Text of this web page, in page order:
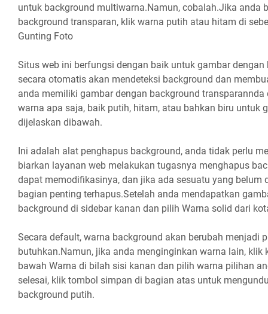
untuk background multiwarna.Namun, cobalah.Jika anda
background transparan, klik warna putih atau hitam di
Gunting Foto
Situs web ini berfungsi dengan baik untuk gambar
secara otomatis akan mendeteksi background dan
anda memiliki gambar dengan background
warna apa saja, baik putih, hitam, atau bahkan biru untuk
dijelaskan dibawah.
Ini adalah alat penghapus background, anda tidak perlu
biarkan layanan web melakukan tugasnya menghapus
dapat memodifikasinya, dan jika ada sesuatu yang belum
bagian penting terhapus.Setelah anda mendapatkan
background di sidebar kanan dan pilih Warna solid dari
Secara default, warna background akan berubah menjadi
butuhkan.Namun, jika anda menginginkan warna lain, klik
bawah Warna di bilah sisi kanan dan pilih warna pilihan
selesai, klik tombol simpan di bagian atas untuk
background putih.